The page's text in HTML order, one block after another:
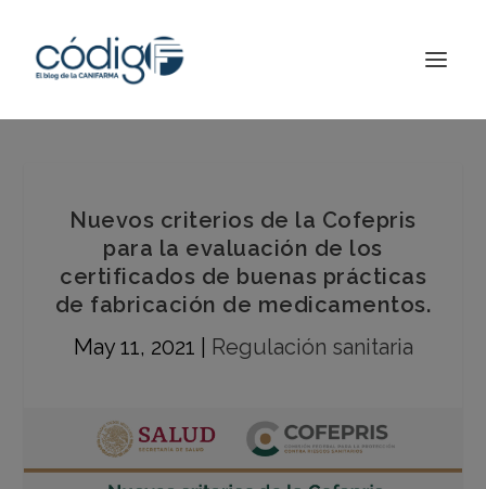
Nuevos criterios de la Cofepris
para la evaluación de los
certificados de buenas prácticas
de fabricación de medicamentos.
May 11, 2021
Regulación sanitaria